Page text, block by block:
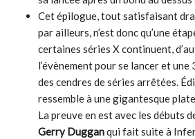
Cet épilogue, tout satisfaisant
par ailleurs, n’est donc qu’une
certaines séries X continuent,
l’évènement pour se lancer et
des cendres de séries arrêtées.
ressemble à une gigantesque
La preuve en est avec les débuts
Gerry Dugganqui fait suite à